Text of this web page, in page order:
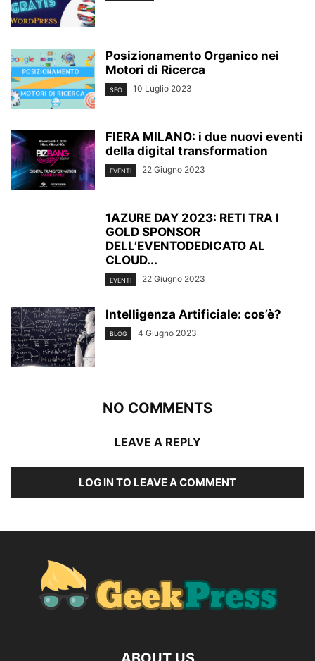
Posizionamento Organico nei
Motori di Ricerca
SEO 10 Luglio 2023
FIERA MILANO: i due nuovi eventi
della digital transformation
EVENTI 22 Giugno 2023
1AZURE DAY 2023: RETI TRA I
GOLD SPONSOR
DELL’EVENTODEDICATO AL
CLOUD...
EVENTI 22 Giugno 2023
Intelligenza Artificiale: cos’è?
BLOG 4 Giugno 2023
NO COMMENTS
LEAVE A REPLY
LOG IN TO LEAVE A COMMENT